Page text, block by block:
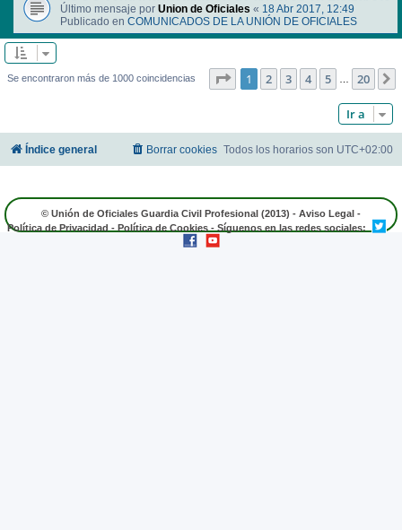
Último mensaje por Union de Oficiales « 18 Abr 2017, 12:49
Publicado en COMUNICADOS DE LA UNIÓN DE OFICIALES
Se encontraron más de 1000 coincidencias Página de 20
1 2 3 4 5 … 20
Ir a
Índice general Todos los horarios son UTC+02:00
Borrar cookies
© Unión de Oficiales Guardia Civil Profesional (2013) - Aviso Legal -
Política de Privacidad-Política de Cookies- Síguenos en las redes sociales: